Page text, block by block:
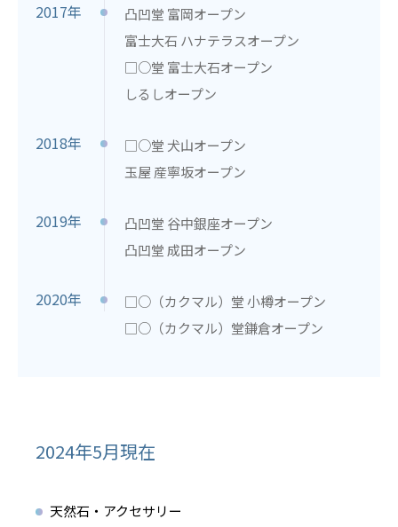
2017年
凸凹堂 富岡オープン
富士大石 ハナテラスオープン
□○堂 富士大石オープン
しるしオープン
2018年
□○堂 犬山オープン
玉屋 産寧坂オープン
2019年
凸凹堂 谷中銀座オープン
凸凹堂 成田オープン
2020年
□○（カクマル）堂 小樽オープン
□○（カクマル）堂鎌倉オープン
2024年5月現在
天然石・アクセサリー